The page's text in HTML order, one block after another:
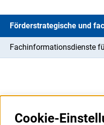
Förderstrategische und
Fachinformationsdienste
Cookie-